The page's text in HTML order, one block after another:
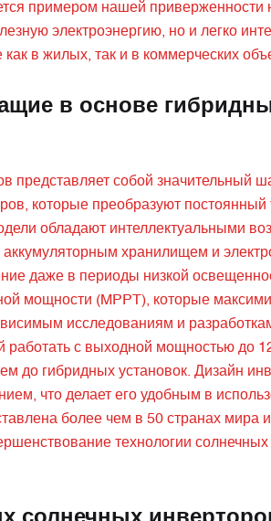
примером нашей приверженности
электроэнергию, но и легко
в жилых, так и в коммерческих
в основе
представляет собой значительный
которые преобразуют
обладают интеллектуальными
хранилищем и
даже в периоды низкой
мощности (MPPT), которые
исследованиям и
работать с выходной мощностью до
до гибридных установок. Дизайн
что делает его удобным в
​​более чем в 50 странах мира
технологии